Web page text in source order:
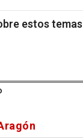
estos temas